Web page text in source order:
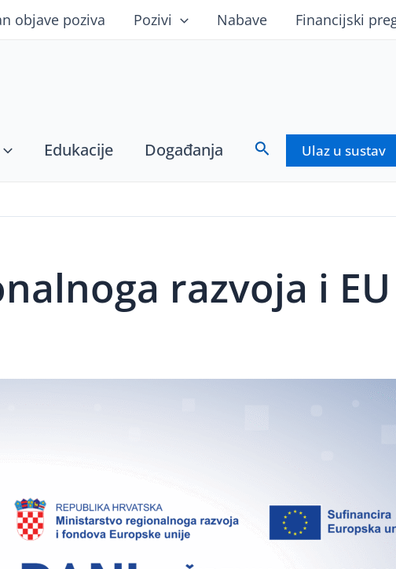
objave poziva Pozivi Nabave Financijski
Edukacije Događanja SearchUlaz u sustav
razvoja i